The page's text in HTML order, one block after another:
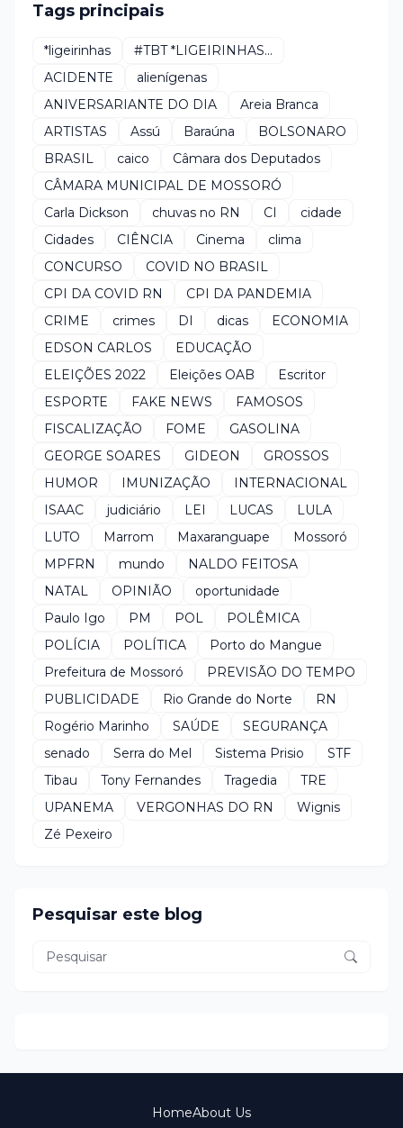
Tags principais
*ligeirinhas
#TBT *LIGEIRINHAS...
ACIDENTE
alienígenas
ANIVERSARIANTE DO DIA
Areia Branca
ARTISTAS
Assú Baraúna
BOLSONARO
BRASIL
caico
Câmara dos Deputados
CÂMARA MUNICIPAL DE MOSSORÓ
Carla Dickson
chuvas no RN CI
cidade
Cidades
CIÊNCIA Cinema
clima
CONCURSO
COVID NO BRASIL
CPI DA COVID RN
CPI DA PANDEMIA
CRIME
crimes DI dicas
ECONOMIA
EDSON CARLOS
EDUCAÇÃO
ELEIÇÕES 2022
Eleições OAB
Escritor
ESPORTE
FAKE NEWS
FAMOSOS
FISCALIZAÇÃO
FOME
GASOLINA
GEORGE SOARES
GIDEON
GROSSOS
HUMOR
IMUNIZAÇÃO
INTERNACIONAL
ISAAC
judiciário LEI LUCAS
LULA
LUTO
Marrom Maxaranguape
Mossoró
MPFRN
mundo
NALDO FEITOSA
NATAL
OPINIÃO
oportunidade
Paulo Igo
PM POL
POLÊMICA
POLÍCIA
POLÍTICA
Porto do Mangue
Prefeitura de Mossoró
PREVISÃO DO TEMPO
PUBLICIDADE
Rio Grande do Norte
RN
Rogério Marinho
SAÚDE
SEGURANÇA
senado
Serra do Mel Sistema Prisio
STF
Tibau
Tony Fernandes Tragedia
TRE
UPANEMA
VERGONHAS DO RN
Wignis
Zé Pexeiro
Pesquisar este blog
HomeAbout Us